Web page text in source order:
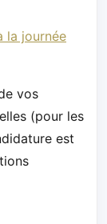
la journée
vos
(pour les
est